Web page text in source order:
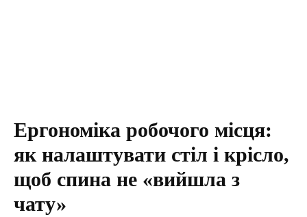
Ергономіка робочого місця:
як налаштувати стіл і крісло,
щоб спина не «вийшла з
чату»